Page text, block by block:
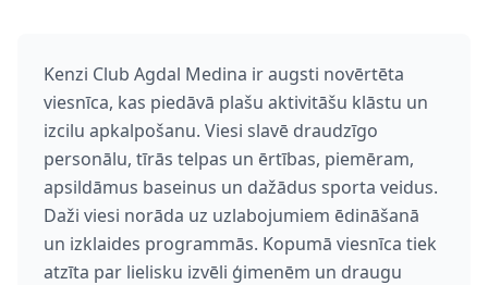
Kenzi Club Agdal Medina ir augsti novērtēta
viesnīca, kas piedāvā plašu aktivitāšu klāstu un
izcilu apkalpošanu. Viesi slavē draudzīgo
personālu, tīrās telpas un ērtības, piemēram,
apsildāmus baseinus un dažādus sporta veidus.
Daži viesi norāda uz uzlabojumiem ēdināšanā
un izklaides programmās. Kopumā viesnīca tiek
atzīta par lielisku izvēli ģimenēm un draugu